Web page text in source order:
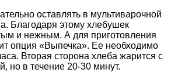
оставлять в мультиварочной
Благодаря этому хлебушек
и нежным. А для приготовления
опция «Выпечка». Ее необходимо
Вторая сторона хлеба жарится с
но в течение 20-30 минут.